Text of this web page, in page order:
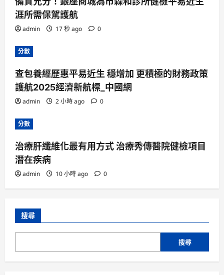
涯所需保駕護航
admin 17 秒 ago 0
分數
查包養經歷惠平易近生 穩增加 更積極的財務政策
護航2025經濟新航標_中國網
admin 2 小時 ago 0
分數
治療肝纖維化最有用方式 治療秀傳醫院健檢項目
潛在疾病
admin 10 小時 ago 0
搜尋
搜尋